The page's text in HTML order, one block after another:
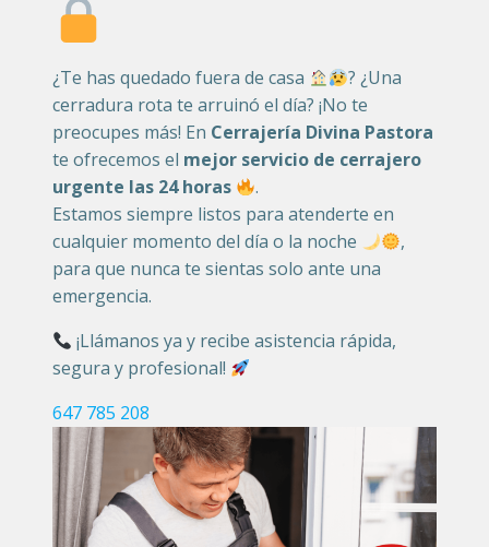
¿Te has quedado fuera de casa
? ¿Una
cerradura rota te arruinó el día? ¡No te
preocupes más! En Cerrajería Divina Pastora
te ofrecemos el mejor servicio de cerrajero
urgente las 24 horas
.
Estamos siempre listos para atenderte en
cualquier momento del día o la noche
,
para que nunca te sientas solo ante una
emergencia.
¡Llámanos ya y recibe asistencia rápida,
segura y profesional!
647 785 208